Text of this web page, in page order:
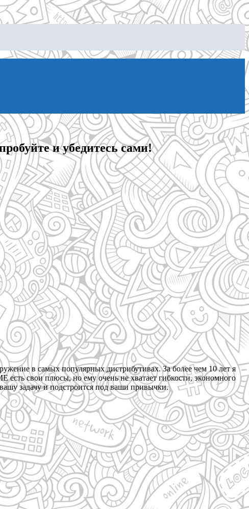
и убедитесь сами!
в самых популярных дистрибутивах. За более чем 10 лет я
есть свои плюсы, но ему очень не хватает гибкости, экономного
задачу и подстроится под ваши привычки.